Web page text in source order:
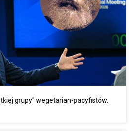
grupy" wegetarian-pacyfistów.